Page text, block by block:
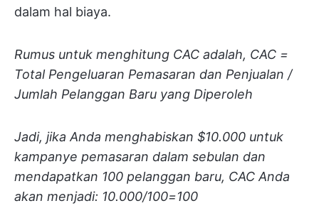
dalam hal biaya.
Rumus untuk menghitung CAC adalah, CAC =
Total Pengeluaran Pemasaran dan Penjualan /
Jumlah Pelanggan Baru yang Diperoleh
Jadi, jika Anda menghabiskan $10.000 untuk
kampanye pemasaran dalam sebulan dan
mendapatkan 100 pelanggan baru, CAC Anda
akan menjadi: 10.000/100=100